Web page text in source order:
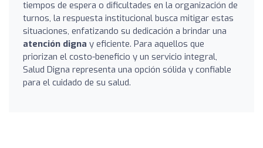
tiempos de espera o dificultades en la organización de
turnos, la respuesta institucional busca mitigar estas
situaciones, enfatizando su dedicación a brindar una
atención digna y eficiente. Para aquellos que
priorizan el costo-beneficio y un servicio integral,
Salud Digna representa una opción sólida y confiable
para el cuidado de su salud.